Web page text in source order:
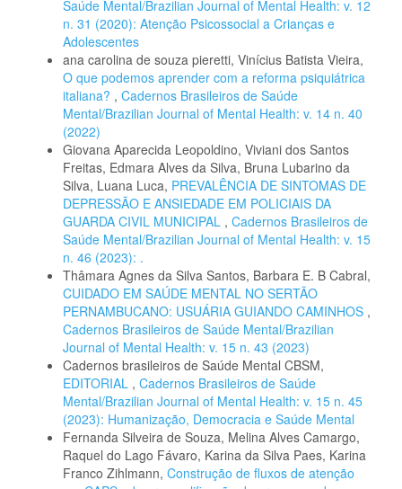
Saúde Mental/Brazilian Journal of Mental Health: v. 12
n. 31 (2020): Atenção Psicossocial a Crianças e
Adolescentes
ana carolina de souza pieretti, Vinícius Batista Vieira,
O que podemos aprender com a reforma psiquiátrica
italiana? , Cadernos Brasileiros de Saúde
Mental/Brazilian Journal of Mental Health: v. 14 n. 40
(2022)
Giovana Aparecida Leopoldino, Viviani dos Santos
Freitas, Edmara Alves da Silva, Bruna Lubarino da
Silva, Luana Luca, PREVALÊNCIA DE SINTOMAS DE
DEPRESSÃO E ANSIEDADE EM POLICIAIS DA
GUARDA CIVIL MUNICIPAL , Cadernos Brasileiros de
Saúde Mental/Brazilian Journal of Mental Health: v. 15
n. 46 (2023): .
Thâmara Agnes da Silva Santos, Barbara E. B Cabral,
CUIDADO EM SAÚDE MENTAL NO SERTÃO
PERNAMBUCANO: USUÁRIA GUIANDO CAMINHOS ,
Cadernos Brasileiros de Saúde Mental/Brazilian
Journal of Mental Health: v. 15 n. 43 (2023)
Cadernos brasileiros de Saúde Mental CBSM,
EDITORIAL , Cadernos Brasileiros de Saúde
Mental/Brazilian Journal of Mental Health: v. 15 n. 45
(2023): Humanização, Democracia e Saúde Mental
Fernanda Silveira de Souza, Melina Alves Camargo,
Raquel do Lago Fávaro, Karina da Silva Paes, Karina
Franco Zihlmann, Construção de fluxos de atenção